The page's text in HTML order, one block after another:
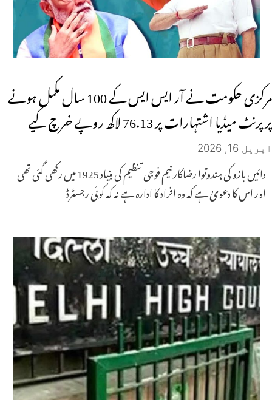
مرکزی حکومت نے آر ایس ایس کے 100 سال مکمل ہونے
پر پرنٹ میڈیا اشتہارات پر 76.13 لاکھ روپے خرچ کیے
اپریل 16, 2026
دائیں بازو کی ہندوتوا رضاکار نیم فوجی تنظیم کی بنیاد 1925 میں رکھی گئی تھی
اور اس کا دعویٰ ہے کہ وہ افراد کا ادارہ ہے نہ کہ کوئی رجسٹرڈ